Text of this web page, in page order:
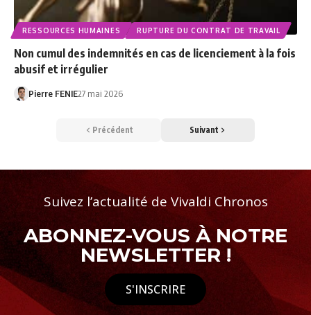
RESSOURCES HUMAINES RUPTURE DU CONTRAT DE TRAVAIL
Non cumul des indemnités en cas de licenciement à la fois
abusif et irrégulier
Pierre FENIE27 mai 2026
Précédent Suivant
Suivez l’actualité de Vivaldi Chronos
ABONNEZ-VOUS À NOTRE
NEWSLETTER !
S'INSCRIRE